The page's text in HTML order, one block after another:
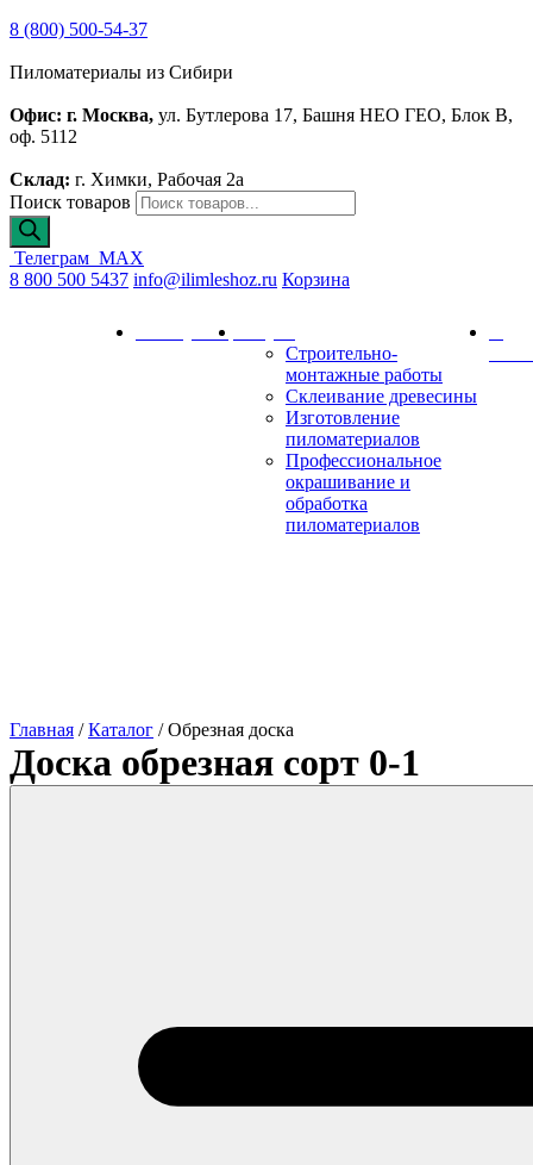
8 (800) 500-54-37
Пиломатериалы из Сибири
Офис: г. Москва, ул. Бутлерова 17, Башня НЕО ГЕО, Блок В,
оф. 5112
Склад: г. Химки, Рабочая 2а
Поиск товаров
Телеграм MAX
8 800 500 5437 info@ilimleshoz.ru Корзина
Калькулятор
Строительно-
монтажные работы
Склеивание древесины
Изготовление
пиломатериалов
Профессиональное
окрашивание и
обработка
пиломатериалов
Главная /Каталог /Обрезная доска
Доска обрезная сорт 0-1